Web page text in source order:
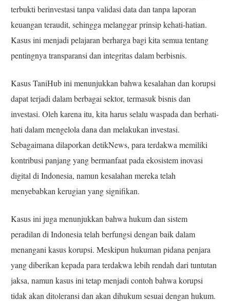
terbukti berinvestasi tanpa validasi data dan tanpa laporan
keuangan teraudit, sehingga melanggar prinsip kehati-hatian.
Kasus ini menjadi pelajaran berharga bagi kita semua tentang
pentingnya transparansi dan integritas dalam berbisnis.
Kasus TaniHub ini menunjukkan bahwa kesalahan dan korupsi
dapat terjadi dalam berbagai sektor, termasuk bisnis dan
investasi. Oleh karena itu, kita harus selalu waspada dan berhati-
hati dalam mengelola dana dan melakukan investasi.
Sebagaimana dilaporkan detikNews, para terdakwa memiliki
kontribusi panjang yang bermanfaat pada ekosistem inovasi
digital di Indonesia, namun kesalahan mereka telah
menyebabkan kerugian yang signifikan.
Kasus ini juga menunjukkan bahwa hukum dan sistem
peradilan di Indonesia telah berfungsi dengan baik dalam
menangani kasus korupsi. Meskipun hukuman pidana penjara
yang diberikan kepada para terdakwa lebih rendah dari tuntutan
jaksa, namun kasus ini tetap menjadi contoh bahwa korupsi
tidak akan ditoleransi dan akan dihukum sesuai dengan hukum.